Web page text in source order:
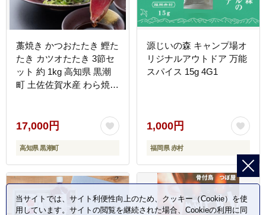
藁焼き かつおたたき 鰹た
たき カツオたたき 3節セ
ット 約 1kg 高知県 黒潮
町 土佐佐賀水産 わら焼き
介類 土佐 かつおのたたき
鰹のたたき 藁焼き鰹 タレ
付き 80ml×3 ご飯のお供
丼用 刺身用 海鮮セット
魚料理 かつおセット 父の
[1554-2]
17,000円
高知県 黒潮町
源じいの森 キャンプ場オ
リジナルアウトドア 万能
スパイス 15g 4G1
1,000円
福岡県 赤村
当サイトでは、サイト利便性向上のため、クッキー（Cookie）を使
用しています。サイトの閲覧を継続された場合、Cookieの利用に同